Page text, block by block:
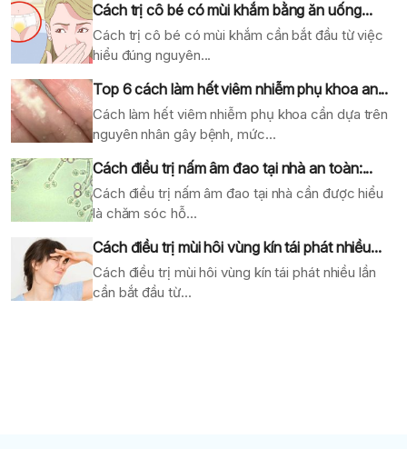
Cách trị cô bé có mùi khắm bằng ăn uống...
Cách trị cô bé có mùi khắm cần bắt đầu từ việc
hiểu đúng nguyên...
Top 6 cách làm hết viêm nhiễm phụ khoa an...
Cách làm hết viêm nhiễm phụ khoa cần dựa trên
nguyên nhân gây bệnh, mức...
Cách điều trị nấm âm đao tại nhà an toàn:...
Cách điều trị nấm âm đao tại nhà cần được hiểu
là chăm sóc hỗ...
Cách điều trị mùi hôi vùng kín tái phát nhiều...
Cách điều trị mùi hôi vùng kín tái phát nhiều lần
cần bắt đầu từ...